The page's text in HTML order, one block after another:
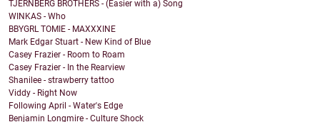
TJERNBERG BROTHERS - (Easier with a) Song
WINKAS - Who
BBYGRL TOMIE - MAXXXINE
Mark Edgar Stuart - New Kind of Blue
Casey Frazier - Room to Roam
Casey Frazier - In the Rearview
Shanilee - strawberry tattoo
Viddy - Right Now
Following April - Water's Edge
Benjamin Longmire - Culture Shock